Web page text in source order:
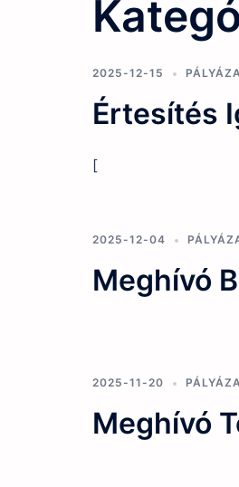
2025-12-15
Értesítés
[
2025-12-04
Meghívó
2025-11-20
Meghívó